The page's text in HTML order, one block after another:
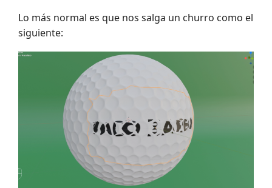
Lo más normal es que nos salga un churro como el
siguiente: